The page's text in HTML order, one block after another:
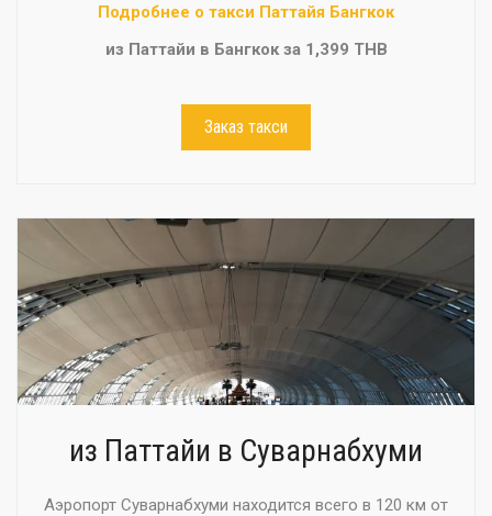
Подробнее о такси Паттайя Бангкок
из Паттайи в Бангкок за 1,399 THB
Заказ такси
из Паттайи в Суварнабхуми
Аэропорт Суварнабхуми находится всего в 120 км от